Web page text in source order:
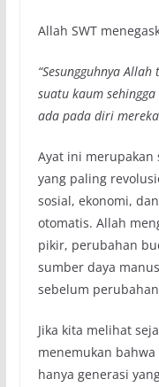
Allah SWT
“Sesungguhnya
suatu kaum
ada pada diri
Ayat ini merupakan
yang paling
sosial, ekonomi,
otomatis. Allah
pikir, perubahan
sumber daya
sebelum
Jika kita melihat
menemukan
hanya generasi